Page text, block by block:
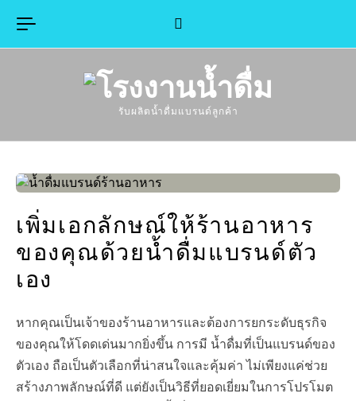
รับผลิตน้ำดื่มแบรนด์ลูกค้า
เพิ่มเอกลักษณ์ให้ร้านอาหาร
ของคุณด้วยน้ำดื่มแบรนด์ตัว
เอง
หากคุณเป็นเจ้าของร้านอาหารและต้องการยกระดับธุรกิจ
ของคุณให้โดดเด่นมากยิ่งขึ้น การมี น้ำดื่มที่เป็นแบรนด์ของ
ตัวเอง ถือเป็นตัวเลือกที่น่าสนใจและคุ้มค่า ไม่เพียงแค่ช่วย
สร้างภาพลักษณ์ที่ดี แต่ยังเป็นวิธีที่ยอดเยี่ยมในการโปรโมต